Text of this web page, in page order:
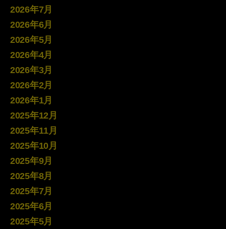
2026年7月
2026年6月
2026年5月
2026年4月
2026年3月
2026年2月
2026年1月
2025年12月
2025年11月
2025年10月
2025年9月
2025年8月
2025年7月
2025年6月
2025年5月